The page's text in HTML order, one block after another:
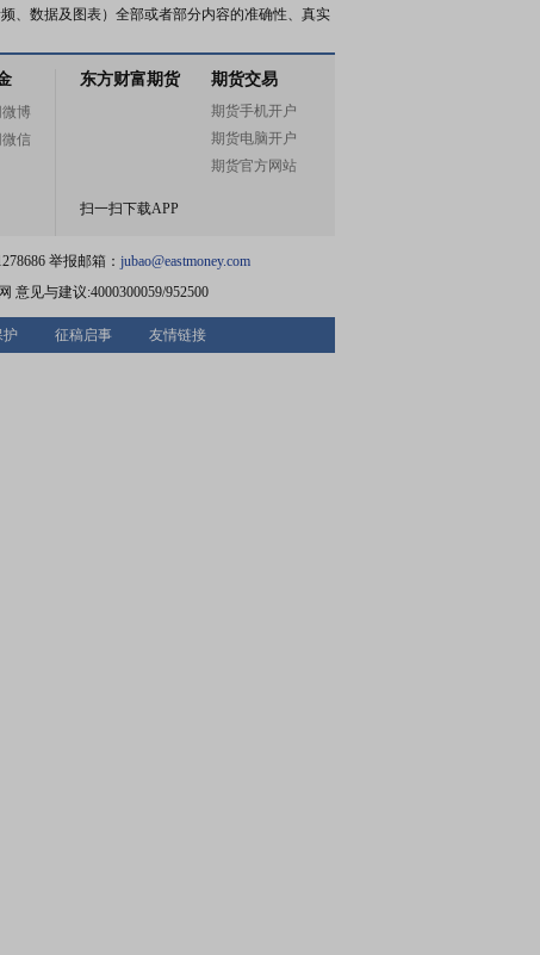
、数据及图表）全部或者部分内容的准确性、真实
微博
信
东方财富期货
扫一扫下载APP
期货交易
期货手机开户
期货电脑开户
期货官方网站
举报邮箱： jubao@eastmoney.com
意见与建议:4000300059/952500
护 征稿启事 友情链接